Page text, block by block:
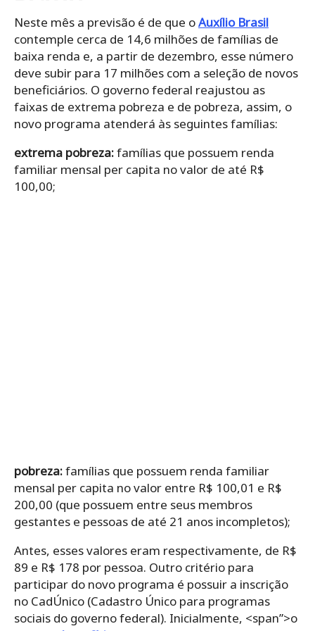
Neste mês a previsão é de que oAuxílio Brasil
contemple cerca de 14,6 milhões de famílias de
baixa renda e, a partir de dezembro, esse número
deve subir para 17 milhões com a seleção de novos
beneficiários. O governo federal reajustou as
faixas de extrema pobreza e de pobreza, assim, o
novo programa atenderá às seguintes famílias:
extrema pobreza:famílias que possuem renda
familiar mensal per capita no valor de até R$
100,00;
pobreza:famílias que possuem renda familiar
mensal per capita no valor entre R$ 100,01 e R$
200,00 (que possuem entre seus membros
gestantes e pessoas de até 21 anos incompletos);
Antes, esses valores eram respectivamente, de R$
89 e R$ 178 por pessoa. Outro critério para
participar do novo programa é possuir a inscrição
no CadÚnico (Cadastro Único para programas
sociais do governo federal). Inicialmente, <span”>o